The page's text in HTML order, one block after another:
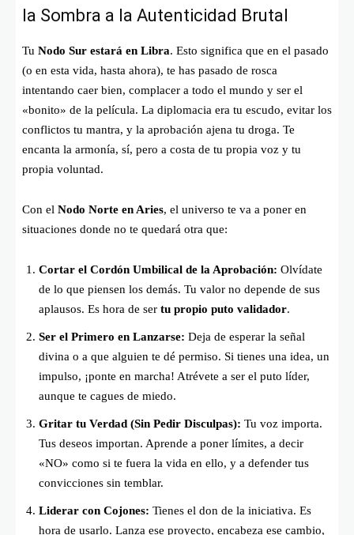
la Sombra a la Autenticidad Brutal
Tu Nodo Sur estará en Libra. Esto significa que en el pasado
(o en esta vida, hasta ahora), te has pasado de rosca
intentando caer bien, complacer a todo el mundo y ser el
«bonito» de la película. La diplomacia era tu escudo, evitar los
conflictos tu mantra, y la aprobación ajena tu droga. Te
encanta la armonía, sí, pero a costa de tu propia voz y tu
propia voluntad.
Con el Nodo Norte en Aries, el universo te va a poner en
situaciones donde no te quedará otra que:
Cortar el Cordón Umbilical de la Aprobación: Olvídate
de lo que piensen los demás. Tu valor no depende de sus
aplausos. Es hora de ser tu propio puto validador.
Ser el Primero en Lanzarse: Deja de esperar la señal
divina o a que alguien te dé permiso. Si tienes una idea, un
impulso, ¡ponte en marcha! Atrévete a ser el puto líder,
aunque te cagues de miedo.
Gritar tu Verdad (Sin Pedir Disculpas): Tu voz importa.
Tus deseos importan. Aprende a poner límites, a decir
«NO» como si te fuera la vida en ello, y a defender tus
convicciones sin temblar.
Liderar con Cojones: Tienes el don de la iniciativa. Es
hora de usarlo. Lanza ese proyecto, encabeza ese cambio,